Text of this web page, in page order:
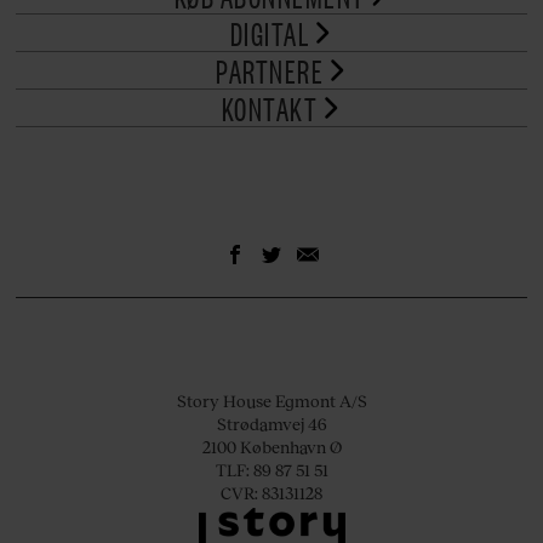
DIGITAL
PARTNERE
KONTAKT
Story House Egmont A/S
Strødamvej 46
2100 København Ø
TLF: 89 87 51 51
CVR: 83131128